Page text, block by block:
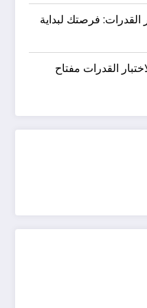
القدرات: فرصتك لبداية
القدرات مفتاح